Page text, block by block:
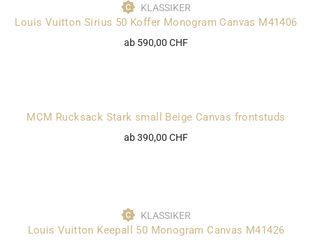
KLASSIKER
Louis Vuitton Sirius 50 Koffer Monogram Canvas M41406
ab 590,00 CHF
MCM Rucksack Stark small Beige Canvas frontstuds
ab 390,00 CHF
KLASSIKER
Louis Vuitton Keepall 50 Monogram Canvas M41426